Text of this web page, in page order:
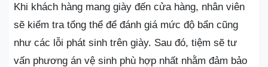
Khi khách hàng mang giày đến cửa hàng, nhân viên
sẽ kiểm tra tổng thể để đánh giá mức độ bẩn cũng
như các lỗi phát sinh trên giày. Sau đó, tiệm sẽ tư
vấn phương án vệ sinh phù hợp nhất nhằm đảm bảo